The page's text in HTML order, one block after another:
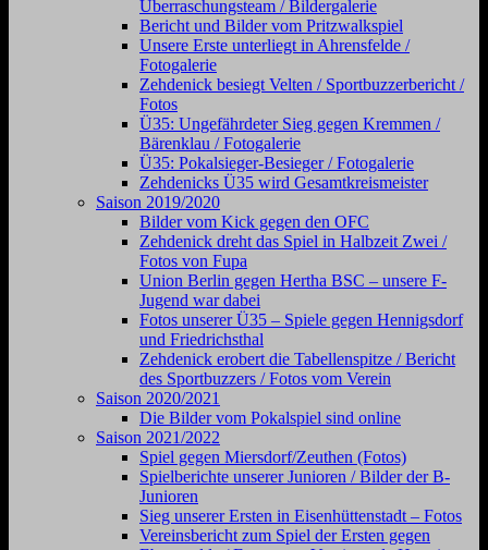
Überraschungsteam / Bildergalerie
Bericht und Bilder vom Pritzwalkspiel
Unsere Erste unterliegt in Ahrensfelde /
Fotogalerie
Zehdenick besiegt Velten / Sportbuzzerbericht /
Fotos
Ü35: Ungefährdeter Sieg gegen Kremmen /
Bärenklau / Fotogalerie
Ü35: Pokalsieger-Besieger / Fotogalerie
Zehdenicks Ü35 wird Gesamtkreismeister
Saison 2019/2020
Bilder vom Kick gegen den OFC
Zehdenick dreht das Spiel in Halbzeit Zwei /
Fotos von Fupa
Union Berlin gegen Hertha BSC – unsere F-
Jugend war dabei
Fotos unserer Ü35 – Spiele gegen Hennigsdorf
und Friedrichsthal
Zehdenick erobert die Tabellenspitze / Bericht
des Sportbuzzers / Fotos vom Verein
Saison 2020/2021
Die Bilder vom Pokalspiel sind online
Saison 2021/2022
Spiel gegen Miersdorf/Zeuthen (Fotos)
Spielberichte unserer Junioren / Bilder der B-
Junioren
Sieg unserer Ersten in Eisenhüttenstadt – Fotos
Vereinsbericht zum Spiel der Ersten gegen